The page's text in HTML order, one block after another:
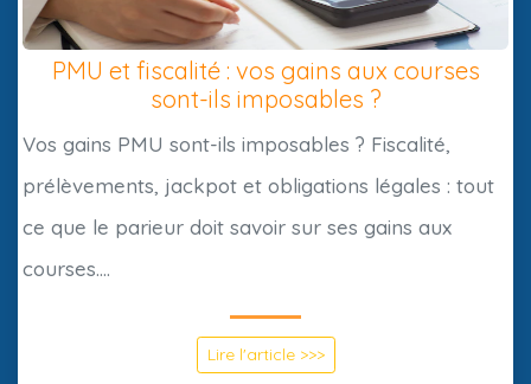
PMU et fiscalité : vos gains aux courses
sont-ils imposables ?
Vos gains PMU sont-ils imposables ? Fiscalité,
prélèvements, jackpot et obligations légales : tout
ce que le parieur doit savoir sur ses gains aux
courses....
Lire l'article >>>